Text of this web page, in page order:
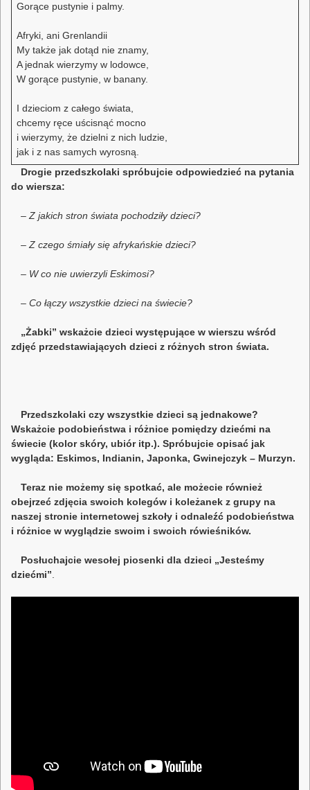
Gorące pustynie i palmy.
Afryki, ani Grenlandii
My także jak dotąd nie znamy,
A jednak wierzymy w lodowce,
W gorące pustynie, w banany.
I dzieciom z całego świata,
chcemy ręce uścisnąć mocno
i wierzymy, że dzielni z nich ludzie,
jak i z nas samych wyrosną.
Drogie przedszkolaki spróbujcie odpowiedzieć na pytania
do wiersza:
– Z jakich stron świata pochodziły dzieci?
– Z czego śmiały się afrykańskie dzieci?
– W co nie uwierzyli Eskimosi?
– Co łączy wszystkie dzieci na świecie?
„Żabki” wskażcie dzieci występujące w wierszu wśród
zdjęć przedstawiających dzieci z różnych stron świata.
Przedszkolaki czy wszystkie dzieci są jednakowe?
Wskażcie podobieństwa i różnice pomiędzy dziećmi na
świecie (kolor skóry, ubiór itp.). Spróbujcie opisać jak
wygląda: Eskimos, Indianin, Japonka, Gwinejczyk – Murzyn.
Teraz nie możemy się spotkać, ale możecie również
obejrzeć zdjęcia swoich kolegów i koleżanek z grupy na
naszej stronie internetowej szkoły i odnaleźć podobieństwa
i różnice w wyglądzie swoim i swoich rówieśników.
Posłuchajcie wesołej piosenki dla dzieci „Jesteśmy
dziećmi”